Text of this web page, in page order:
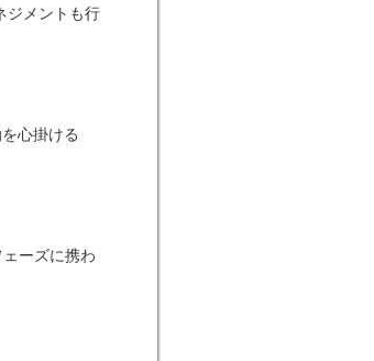
ジメントも行
心掛ける
ーズに携わ